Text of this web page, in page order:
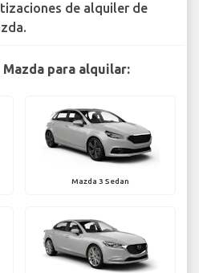
de alquiler de
para alquilar:
Mazda 3 Sedan